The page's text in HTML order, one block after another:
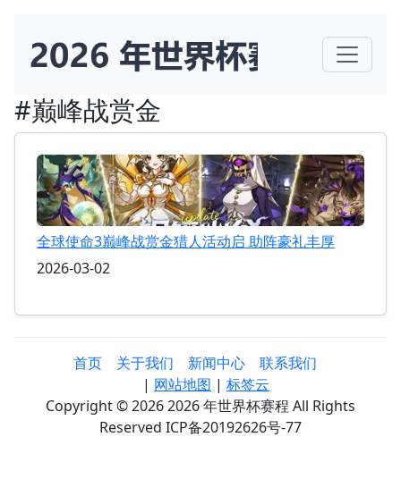
#巅峰战赏金
全球使命3巅峰战赏金猎人活动启 助阵豪礼丰厚
2026-03-02
首页 关于我们 新闻中心
联系我们
| 网站地图 | 标签云
Copyright © 2026 2026 年世界杯赛程 All Rights
Reserved ICP备20192626号-77